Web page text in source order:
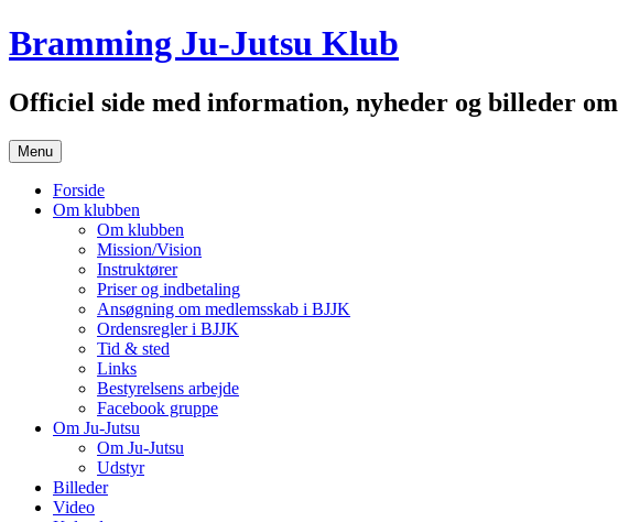
Hop
til
Bramming Ju-Jutsu Klub
Officiel side med information, nyheder og billeder
Menu
Forside
Om klubben
Om klubben
Mission/Vision
Instruktører
Priser og indbetaling
Ansøgning om medlemsskab i BJJK
Ordensregler i BJJK
Tid & sted
Links
Bestyrelsens arbejde
Facebook gruppe
Om Ju-Jutsu
Om Ju-Jutsu
Udstyr
Billeder
Video